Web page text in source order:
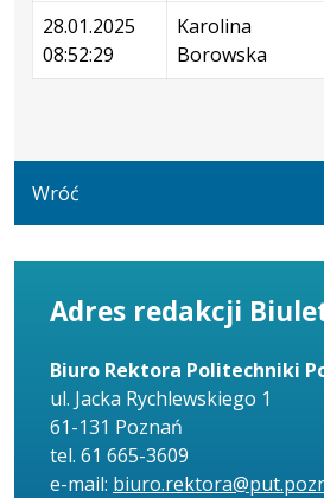
28.01.2025
08:52:29
Karolina
Borowska
Wróć
Adres redakcji
Biuro Rektora Politechniki
ul. Jacka Rychlewskiego 1
61-131 Poznań
tel. 61 665-3609
e-mail: